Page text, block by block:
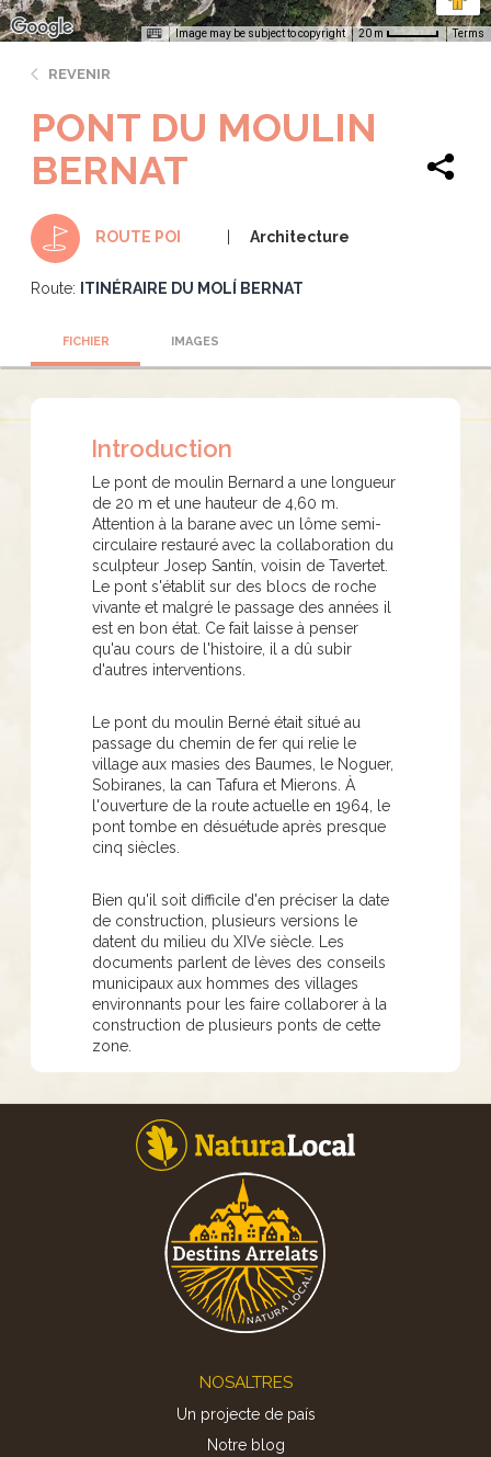
Image may be subject to copyright 20 m Terms
REVENIR
PONT DU MOULIN
BERNAT
ROUTE POI Architecture
Route: ITINÉRAIRE DU MOLÍ BERNAT
FICHIER IMAGES
Introduction
Le pont de moulin Bernard a une longueur
de 20 m et une hauteur de 4,60 m.
Attention à la barane avec un lôme semi-
circulaire restauré avec la collaboration du
sculpteur Josep Santín, voisin de Tavertet.
Le pont s'établit sur des blocs de roche
vivante et malgré le passage des années il
est en bon état. Ce fait laisse à penser
qu'au cours de l'histoire, il a dû subir
d'autres interventions.
Le pont du moulin Berné était situé au
passage du chemin de fer qui relie le
village aux masies des Baumes, le Noguer,
Sobiranes, la can Tafura et Mierons. À
l'ouverture de la route actuelle en 1964, le
pont tombe en désuétude après presque
cinq siècles.
Bien qu'il soit difficile d'en préciser la date
de construction, plusieurs versions le
datent du milieu du XIVe siècle. Les
documents parlent de lèves des conseils
municipaux aux hommes des villages
environnants pour les faire collaborer à la
construction de plusieurs ponts de cette
zone.
NOSALTRES
Un projecte de país
Notre blog